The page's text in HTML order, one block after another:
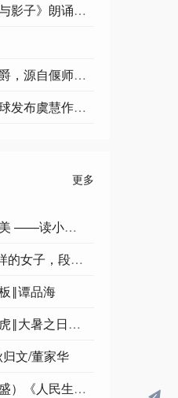
海外头条：汪志成《我与影子》朗诵：琪琪
乳钉纹铜爵：华夏第一爵，源自偃师二里头的夏代回响｜马 骏
《游苏州园林》联机全球发布虞慧作品欣赏
更多
跌宕起伏人生中的心灵美 ——读小说《人生》 文/严肃人 主播/蝴蝶兰
【山西】邓艳平 | 风一样的女子，段晶平——读《工作之余，灶台之外》
‖谭品海
【茌山诗苑】山东林伯虎‖大暑之日谈养生
归文/董家华
中国石都南山翁（張國盛）《人民生活无限美 》第一百七十四集一千一百二十三交流与投稿 星期五诗词十二首